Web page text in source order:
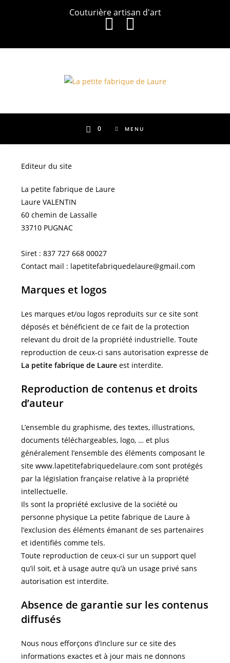
Couturière artisan d'art
0 MENU
Editeur du site
La petite fabrique de Laure
Laure VALENTIN
60 chemin de Lassalle
33710 PUGNAC
Siret : 837 727 668 00027
Contact mail : lapetitefabriquedelaure@gmail.com
Marques et logos
Les marques et/ou logos reproduits sur ce site sont
déposés et bénéficient de ce fait de la protection
relevant du droit de la propriété industrielle. Toute
reproduction de ceux-ci sans autorisation expresse de
La petite fabrique de Laure est interdite.
Reproduction de contenus et droits
d’auteur
L’ensemble du graphisme, des textes, illustrations,
documents téléchargeables, logo, … et plus
généralement l’ensemble des éléments composant le
site www.lapetitefabriquedelaure.com sont protégés
par la législation française relative à la propriété
intellectuelle.
Ils sont la propriété exclusive de la société ou
personne physique La petite fabrique de Laure à
l’exclusion des éléments émanant de ses partenaires
et identifiés comme tels.
Toute reproduction de ceux-ci sur un support quel
qu’il soit, et à usage autre qu’à un usage privé sans
autorisation est interdite.
Absence de garantie sur les contenus
diffusés
Nous nous efforçons d’inclure sur ce site des
informations exactes et à jour mais ne donnons